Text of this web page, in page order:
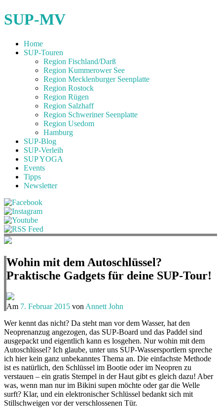
SUP-MV
Home
SUP-Touren
Region Fischland/Darß
Region Kummerower See
Region Mecklenburger Seenplatte
Region Rostock
Region Rügen
Region Salzhaff
Region Schweriner Seenplatte
Region Usedom
Hamburg
SUP-Blog
SUP-Verleih
SUP YOGA
Events
Tipps
Newsletter
Wohin mit dem Autoschlüssel?
Praktische Gadgets für deine SUP-Tour!
Am 7. Februar 2015 von Annett John
Wer kennt das nicht? Da steht man vor dem Wasser, hat den
Neoprenanzug angezogen, das SUP-Board und das Paddel sind
ausgepackt und eigentlich kann es losgehen. Nur wohin mit dem
Autoschlüssel? Ich glaube, unter uns SUP-Wassersportlern spreche
ich hier kein ganz unbekanntes Thema an. Die einfachste Methode
ist es natürlich, den Schlüssel im Bootie oder im Neopren zu
verstauen – ein gratis Stempel in der Haut gibt es gleich dazu! Aber
was, wenn man nur im Bikini supen möchte oder gar die Welle
surft? Klar, und ein elektronischer Schlüssel bedankt sich mit
Stillschweigen vor der verschlossenen Tür.